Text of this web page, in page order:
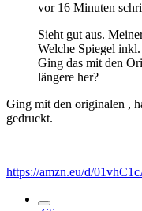
vor 16 Minuten
Sieht gut aus.
Welche Spiegel
Ging das mit den
längere her?
Ging mit den originalen ,
gedruckt.
https://amzn.eu/d/